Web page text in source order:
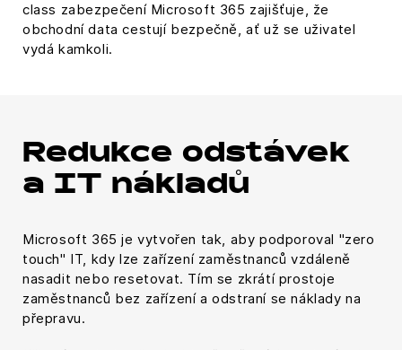
class zabezpečení Microsoft 365 zajišťuje, že
obchodní data cestují bezpečně, ať už se uživatel
vydá kamkoli.
Redukce odstávek
a IT nákladů
Microsoft 365 je vytvořen tak, aby podporoval "zero
touch" IT, kdy lze zařízení zaměstnanců vzdáleně
nasadit nebo resetovat. Tím se zkrátí prostoje
zaměstnanců bez zařízení a odstraní se náklady na
přepravu.